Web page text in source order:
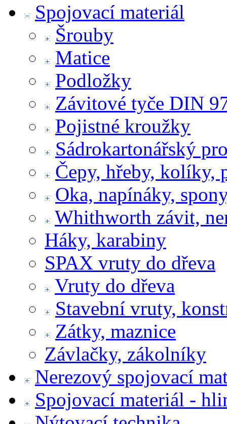
Spojovací materiál
Šrouby
Matice
Podložky
Závitové tyče DIN
Pojistné kroužky
Sádrokartonářský
Čepy, hřeby, kolíky,
Oka, napínáky,
Whithworth závit,
Háky, karabiny
SPAX vruty do dřeva
Vruty do dřeva
Stavební vruty,
Zátky, maznice
Závlačky, zákolníky
Nerezový spojovací
Spojovací materiál -